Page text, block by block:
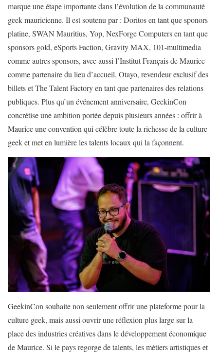
marque une étape importante dans l’évolution de la communauté
geek mauricienne. Il est soutenu par : Doritos en tant que sponors
platine, SWAN Mauritius, Yop, NexForge Computers en tant que
sponsors gold, eSports Faction, Gravity MAX, 101-multimedia
comme autres sponsors, avec aussi l’Institut Français de Maurice
comme partenaire du lieu d’accueil, Otayo, revendeur exclusif des
billets et The Talent Factory en tant que partenaires des relations
publiques. Plus qu’un événement anniversaire, GeekinCon
concrétise une ambition portée depuis plusieurs années : offrir à
Maurice une convention qui célèbre toute la richesse de la culture
geek et met en lumière les talents locaux qui la façonnent.
GeekinCon souhaite non seulement offrir une plateforme pour la
culture geek, mais aussi ouvrir une réflexion plus large sur la
place des industries créatives dans le développement économique
de Maurice. Si le pays regorge de talents, les métiers artistiques et